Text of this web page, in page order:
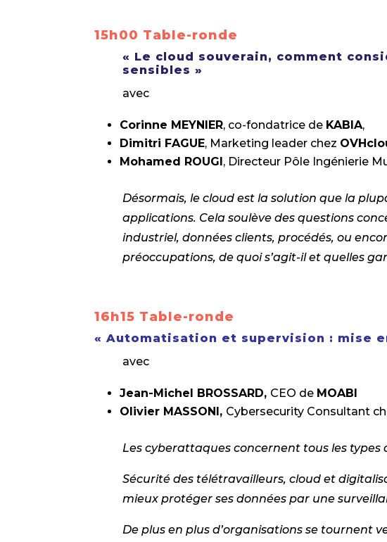
15h00 Table-ronde
« Le cloud souverain, comment
sensibles »
avec
Corinne MEYNIER, co-fondatrice de KABIA,
Dimitri FAGUE, Marketing leader chez
Mohamed ROUGI , Directeur Pôle Ingénierie
Désormais, le cloud est la solution que la
applications. Cela soulève des questions
industriel, données clients, procédés, ou
préoccupations, de quoi s’agit-il et quelles
16h15 Table-ronde
« Automatisation et supervision : mise
avec
Jean-Michel BROSSARD, CEO de MOABI
Olivier MASSONI, Cybersecurity Consultant
Les cyberattaques concernent tous les types
Sécurité des télétravailleurs, cloud et
mieux protéger ses données par une
De plus en plus d’organisations se tournent